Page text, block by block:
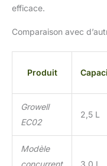
efficace.
Comparaison avec
Produit
Growell
EC02
2,5 L
Modèle
concurrent
3,0 L